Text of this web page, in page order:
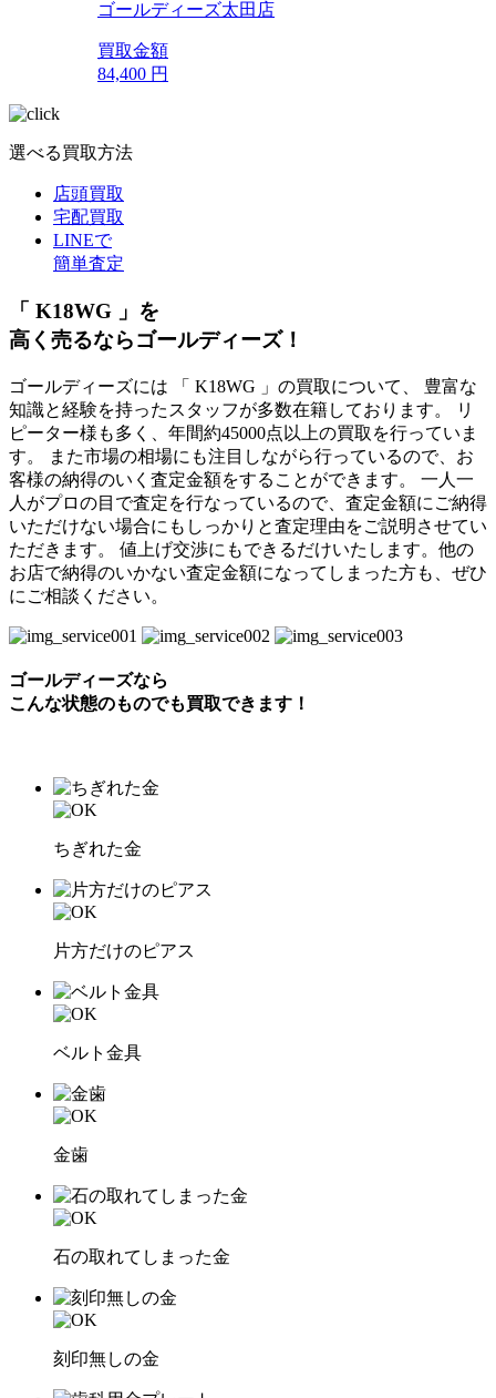
ゴールディーズ太田店
買取金額
84,400 円
選べる買取方法
店頭買取
宅配買取
LINEで
簡単査定
「 K18WG 」を
高く売るならゴールディーズ！
ゴールディーズには 「 K18WG 」の買取について、 豊富な
知識と経験を持ったスタッフが多数在籍しております。 リ
ピーター様も多く、年間約45000点以上の買取を行っていま
す。 また市場の相場にも注目しながら行っているので、お
客様の納得のいく査定金額をすることができます。 一人一
人がプロの目で査定を行なっているので、査定金額にご納得
いただけない場合にもしっかりと査定理由をご説明させてい
ただきます。 値上げ交渉にもできるだけいたします。他の
お店で納得のいかない査定金額になってしまった方も、ぜひ
にご相談ください。
ゴールディーズなら
こんな状態のものでも買取できます！
ちぎれた金
片方だけのピアス
ベルト金具
金歯
石の取れてしまった金
刻印無しの金